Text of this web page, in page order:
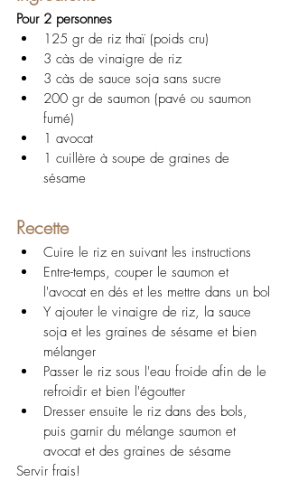
Pour 2 personnes
125 gr de riz thaï (poids cru)
3 càs de vinaigre de riz
3 càs de sauce soja sans sucre
200 gr de saumon (pavé ou saumon
fumé)
1 avocat
1 cuillère à soupe de graines de
sésame
Recette
Cuire le riz en suivant les instructions
Entre-temps, couper le saumon et
l'avocat en dés et les mettre dans un bol
Y ajouter le vinaigre de riz, la sauce
soja et les graines de sésame et bien
mélanger
Passer le riz sous l'eau froide afin de le
refroidir et bien l'égoutter
Dresser ensuite le riz dans des bols,
puis garnir du mélange saumon et
avocat et des graines de sésame
Servir frais!